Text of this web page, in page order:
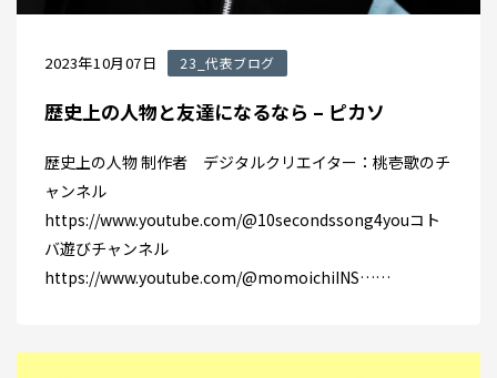
2023年10月07日 23_代表ブログ
歴史上の人物と友達になるなら – ピカソ
歴史上の人物 制作者 デジタルクリエイター：桃壱歌のチ
ャンネル
https://www.youtube.com/@10secondssong4youコト
バ遊びチャンネル
https://www.youtube.com/@momoichiINS……